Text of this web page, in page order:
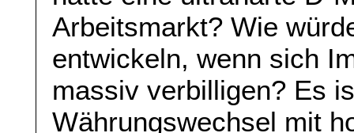
Arbeitsmarkt? Wie
entwickeln, wenn sich
massiv verbilligen? Es
Währungswechsel mit